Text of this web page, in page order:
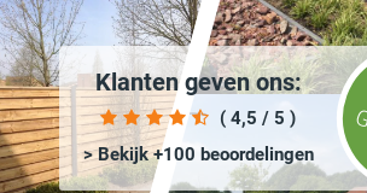
Klanten geven ons:
( 4,5 / 5 )
> Bekijk +100 beoordelingen